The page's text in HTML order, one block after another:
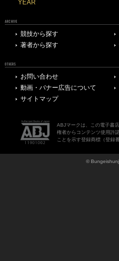
YEAR
ARCHIVE
競技から探す
著者から探す
OTHERS
お問い合わせ
動画・バナー広告について
サイトマップ
ABJマークは、この電子書
権者からコンテンツ使用許
ことを示す登録商標（登録
©